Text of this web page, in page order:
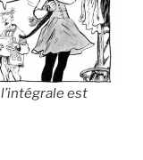
est